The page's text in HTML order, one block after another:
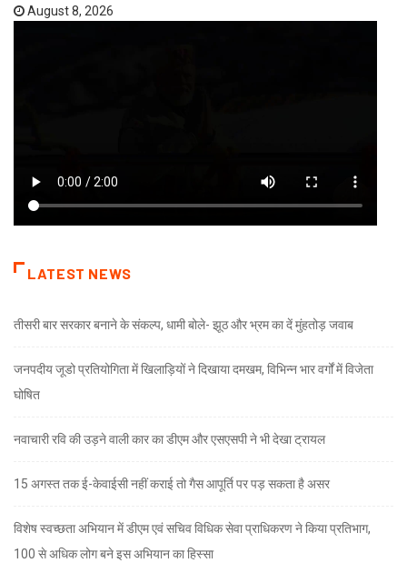
August 8, 2026
LATEST NEWS
तीसरी बार सरकार बनाने के संकल्प, धामी बोले- झूठ और भ्रम का दें मुंहतोड़ जवाब
जनपदीय जूडो प्रतियोगिता में खिलाड़ियों ने दिखाया दमखम, विभिन्न भार वर्गों में विजेता
घोषित
नवाचारी रवि की उड़ने वाली कार का डीएम और एसएसपी ने भी देखा ट्रायल
15 अगस्त तक ई-केवाईसी नहीं कराई तो गैस आपूर्ति पर पड़ सकता है असर
विशेष स्वच्छता अभियान में डीएम एवं सचिव विधिक सेवा प्राधिकरण ने किया प्रतिभाग,
100 से अधिक लोग बने इस अभियान का हिस्सा